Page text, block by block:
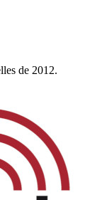
de 2012.